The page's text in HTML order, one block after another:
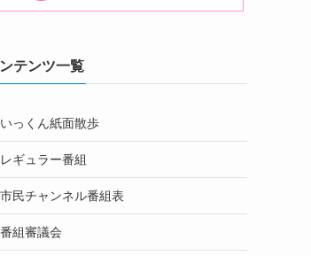
テンツ一覧
いっくん紙面散歩
レギュラー番組
市民チャンネル番組表
番組審議会